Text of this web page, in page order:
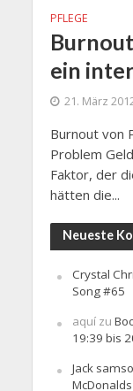
PFLEGE
ein
21. März
Burnout von
Problem
Faktor, der
hätten die...
Neueste
Crystal
Song #65
aquízu
19:39 bis
Jack
McDonalds